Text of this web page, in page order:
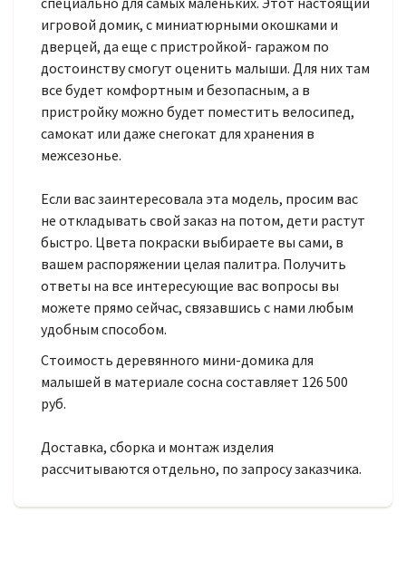
игровой домик, с миниатюрными окошками и
дверцей, да еще с пристройкой- гаражом по
достоинству смогут оценить малыши. Для них там
все будет комфортным и безопасным, а в
пристройку можно будет поместить велосипед,
самокат или даже снегокат для хранения в
межсезонье.
Если вас заинтересовала эта модель, просим вас
не откладывать свой заказ на потом, дети растут
быстро. Цвета покраски выбираете вы сами, в
вашем распоряжении целая палитра. Получить
ответы на все интересующие вас вопросы вы
можете прямо сейчас, связавшись с нами любым
удобным способом.
Стоимость деревянного мини-домика для
малышей в материале сосна составляет 126 500
руб.
Доставка, сборка и монтаж изделия
рассчитываются отдельно, по запросу заказчика.